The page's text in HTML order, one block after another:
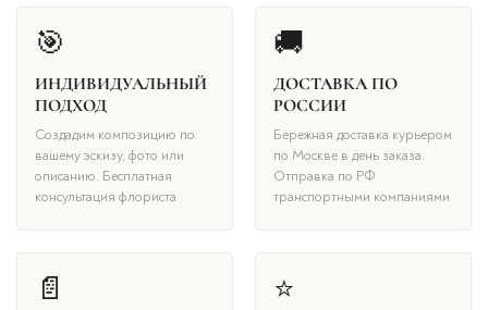
🎯
ИНДИВИДУАЛЬНЫЙ
ПОДХОД
Создадим композицию по
вашему эскизу, фото или
описанию. Бесплатная
консультация флориста
🚚
ДОСТАВКА ПО
РОССИИ
Бережная доставка курьером
по Москве в день заказа.
Отправка по РФ
транспортными компаниями
📄 ⭐